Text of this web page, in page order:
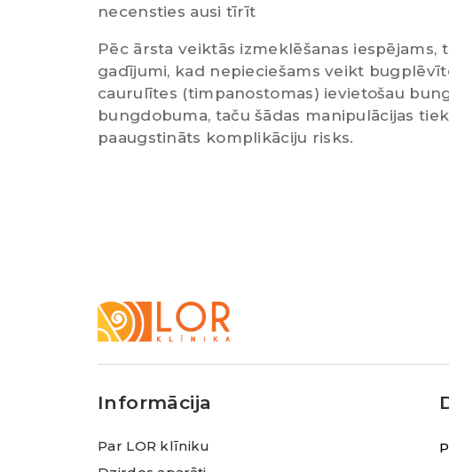
necensties ausi tīrīt
Pēc ārsta veiktās izmeklēšanas
gadījumi, kad nepieciešams veikt
caurulītes (timpanostomas) ievietošau
bungdobuma, taču šādas manipulācijas
paaugstināts komplikāciju risks.
Klīnika
Informācija
Par LOR klīniku